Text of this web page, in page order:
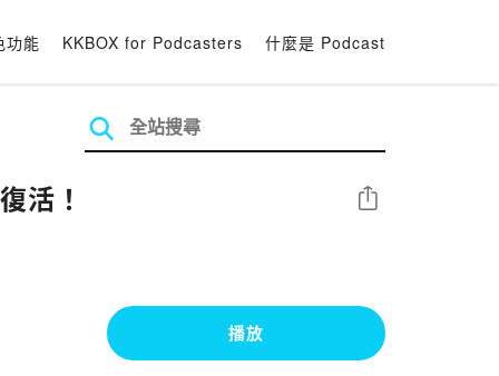
功能 KKBOX for Podcasters 什麼是 Podcast
活！ 分享
播放